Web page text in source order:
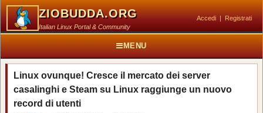
ZIOBUDDA.ORG
Italian Linux Portal & Community
Accedi | Registrati
MENU
Linux ovunque! Cresce il mercato dei server
casalinghi e Steam su Linux raggiunge un nuovo
record di utenti